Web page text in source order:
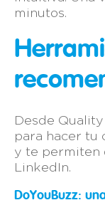
minutos.
Desde
para hacer tu
y te permiten
LinkedIn.
DoYouBuzz: